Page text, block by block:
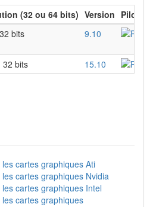
(32 ou 64 bits) Version Pilotes
bits 9.10
32 bits 15.10
cartes graphiques Ati
cartes graphiques Nvidia
cartes graphiques Intel
cartes graphiques